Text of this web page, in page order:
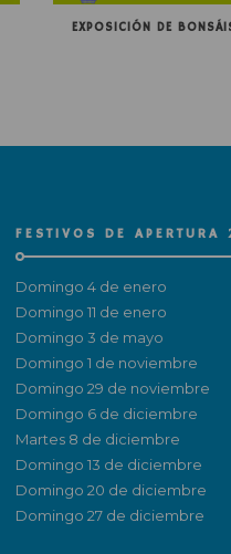
EXPOSICIÓN DE
FESTIVOS DE
Domingo 4 de enero
Domingo 11 de enero
Domingo 3 de mayo
Domingo 1 de noviembre
Domingo 29 de noviembre
Domingo 6 de diciembre
Martes 8 de diciembre
Domingo 13 de diciembre
Domingo 20 de diciembre
Domingo 27 de diciembre